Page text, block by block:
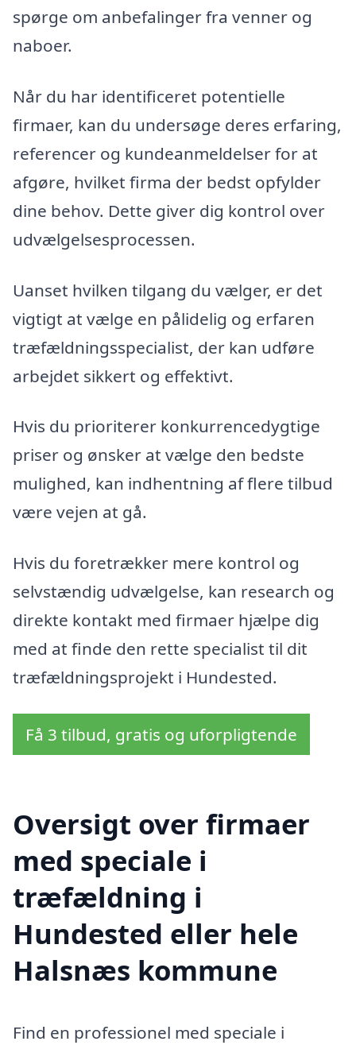
spørge om anbefalinger fra venner og
naboer.
Når du har identificeret potentielle
firmaer, kan du undersøge deres erfaring,
referencer og kundeanmeldelser for at
afgøre, hvilket firma der bedst opfylder
dine behov. Dette giver dig kontrol over
udvælgelsesprocessen.
Uanset hvilken tilgang du vælger, er det
vigtigt at vælge en pålidelig og erfaren
træfældningsspecialist, der kan udføre
arbejdet sikkert og effektivt.
Hvis du prioriterer konkurrencedygtige
priser og ønsker at vælge den bedste
mulighed, kan indhentning af flere tilbud
være vejen at gå.
Hvis du foretrækker mere kontrol og
selvstændig udvælgelse, kan research og
direkte kontakt med firmaer hjælpe dig
med at finde den rette specialist til dit
træfældningsprojekt i Hundested.
Få 3 tilbud, gratis og uforpligtende
Oversigt over firmaer
med speciale i
træfældning i
Hundested eller hele
Halsnæs kommune
Find en professionel med speciale i